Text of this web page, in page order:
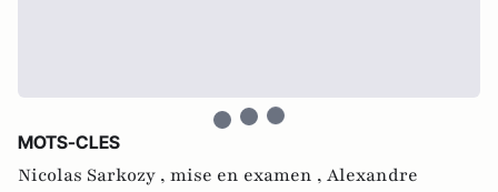
MOTS-CLES
Nicolas Sarkozy , mise en examen , Alexandre